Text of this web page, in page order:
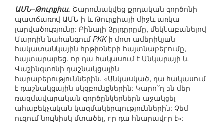
ԱՄՆ–Թուրքիա. Շարունակվեց քրդական գործոնի
պատճառով ԱՄՆ-ի և Թուրքիայի միջև առկա
լարվածությունը: Բինալի Յըլդըրըմը, մեկնաբանելով
Մարդին նահանգում PKK-ի մոտ ամերիկյան
հակատանկային հրթիռների հայտնաբերումը,
հայտարարեց, որ դա հակասում է Անկարայի և
Վաշինգտոնի դաշնակցային
հարաբերություններին. «Անկասկած, դա հակասում
է դաշնակցային սկզբունքներին: Կարո՞ղ են մեր
ռազմավարական գործընկերներն աջակցել
ահաբեկչական կազմակերպություններին: Չեմ
ուզում նույնիսկ մտածել, որ դա հնարավոր է»: